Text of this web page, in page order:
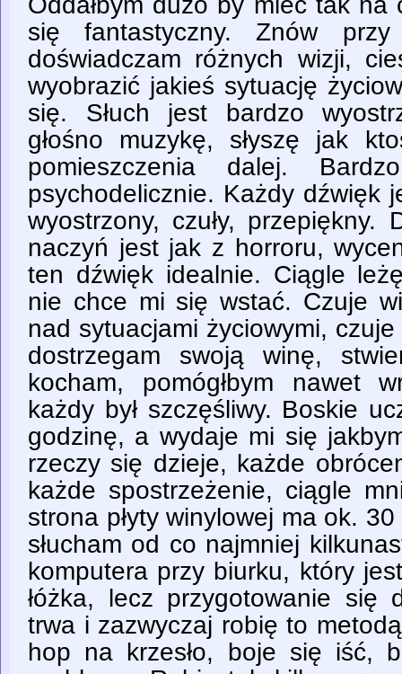
się fantastyczny. Znów przy
doświadczam różnych wizji,
wyobrazić jakieś sytuację
się. Słuch jest bardzo
głośno muzykę, słyszę jak
pomieszczenia dalej.
psychodelicznie. Każdy dźwięk
wyostrzony, czuły, przepiękny.
naczyń jest jak z horroru,
ten dźwięk idealnie. Ciągle
nie chce mi się wstać. Czuje
nad sytuacjami życiowymi,
dostrzegam swoją winę,
kocham, pomógłbym nawet
każdy był szczęśliwy. Boskie
godzinę, a wydaje mi się
rzeczy się dzieje, każde
każde spostrzeżenie, ciągle
strona płyty winylowej ma ok.
słucham od co najmniej
komputera przy biurku, który
łóżka, lecz przygotowanie się
trwa i zazwyczaj robię to
hop na krzesło, boje się iść,